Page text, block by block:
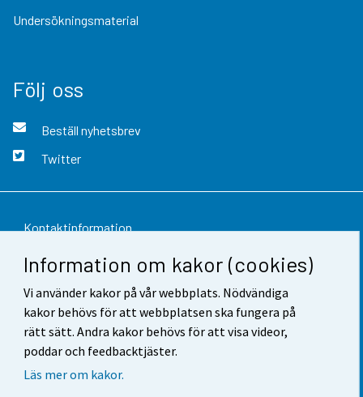
Information om kakor (cookies)
Vi använder kakor på vår webbplats. Nödvändiga
kakor behövs för att webbplatsen ska fungera på
rätt sätt. Andra kakor behövs för att visa videor,
poddar och feedbacktjäster.
Läs mer om kakor.
Undersökningsmaterial
Följ oss
Beställ nyhetsbrev
Twitter
Kontaktinformation
Respons
Användarvillkor
Dataskydd
Tillgänglighet